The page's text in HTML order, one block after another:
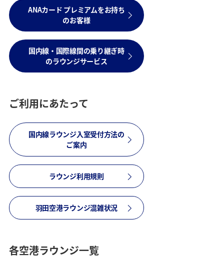
ANAカード プレミアムをお持ち
のお客様
国内線・国際線間の乗り継ぎ時
のラウンジサービス
ご利用にあたって
国内線ラウンジ入室受付方法の
ご案内
ラウンジ利用規則
羽田空港ラウンジ混雑状況
各空港ラウンジ一覧